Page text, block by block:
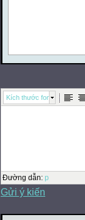
Kích thước font
Đường dẫn: p
Gửi ý kiến